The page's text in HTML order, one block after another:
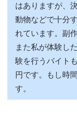
はありますが、
動物などで十分
れています。副
また私が体験し
験を行うバイト
円です。もし時
す。